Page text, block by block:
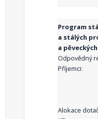
Program
a stálých
a
Odpovědný
Příjemci:
Alokace